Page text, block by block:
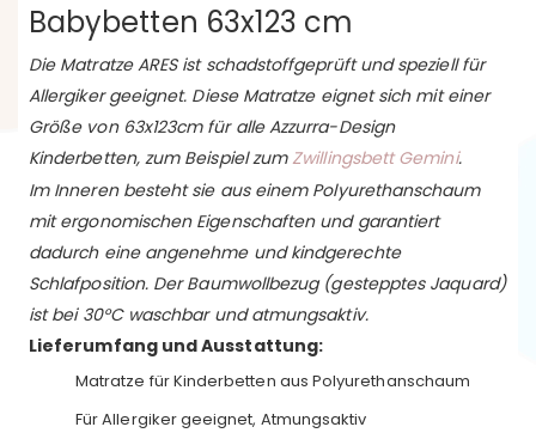
Babybetten 63x123 cm
Die Matratze ARES ist schadstoffgeprüft und speziell für
Allergiker geeignet. Diese Matratze eignet sich mit einer
Größe von 63x123cm für alle Azzurra-Design
Kinderbetten, zum Beispiel zumZwillingsbett Gemini.
Im Inneren besteht sie aus einem Polyurethanschaum
mit ergonomischen Eigenschaften und garantiert
dadurch eine angenehme und kindgerechte
Schlafposition. Der Baumwollbezug (gestepptes Jaquard)
ist bei 30°C waschbar und atmungsaktiv.
Lieferumfang und Ausstattung:
Matratze für Kinderbetten aus Polyurethanschaum
Für Allergiker geeignet, Atmungsaktiv